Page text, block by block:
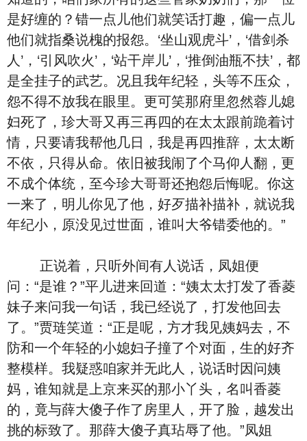
是好缠的？错一点儿他们就笑话打趣，偏一点儿
他们就指桑说槐的报怨。‘坐山观虎斗’，‘借剑杀
人’，‘引风吹火’，‘站干岸儿’，‘推倒油瓶不扶’，都
是全挂子的武艺。况且我年纪轻，头等不压众，
怨不得不放我在眼里。更可笑那府里忽然蓉儿媳
妇死了，珍大哥又再三再四的在太太跟前跪着讨
情，只要请我帮他几日，我是再四推辞，太太断
不依，只得从命。依旧被我闹了个马仰人翻，更
不成个体统，至今珍大哥哥还抱怨后悔呢。你这
一来了，明儿你见了他，好歹描补描补，就说我
年纪小，原没见过世面，谁叫大爷错委他的。”
正说着，只听外间有人说话，凤姐便
问：“是谁？”平儿进来回道：“姨太太打发了香菱
妹子来问我一句话，我已经说了，打发他回去
了。”贾琏笑道：“正是呢，方才我见姨妈去，不
防和一个年轻的小媳妇子撞了个对面，生的好齐
整模样。我疑惑咱家并无此人，说话时因问姨
妈，谁知就是上京来买的那小丫头，名叫香菱
的，竟与薛大傻子作了房里人，开了脸，越发出
挑的标致了。那薛大傻子真玷辱了他。”凤姐